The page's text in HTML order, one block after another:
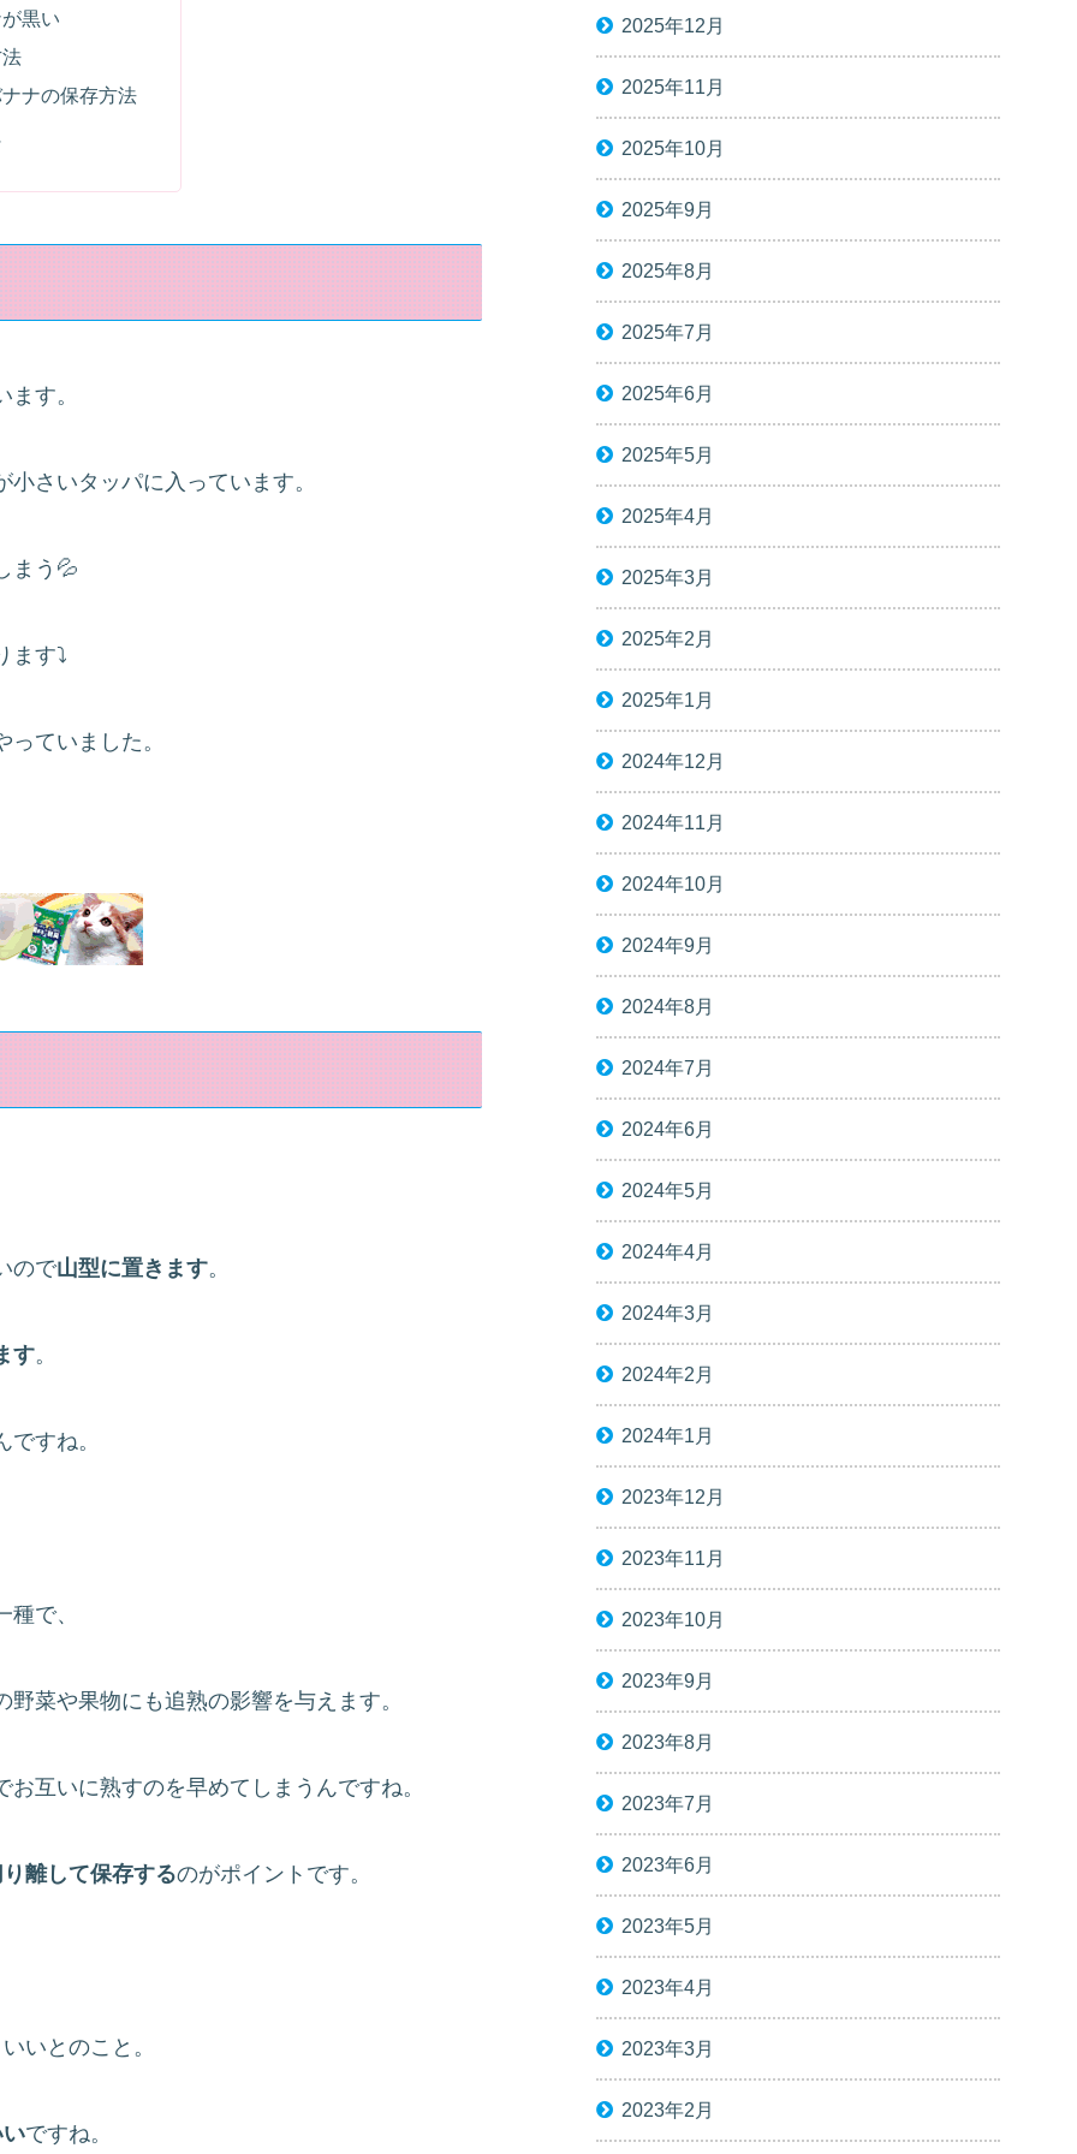
黒い
ナの保存方法
す。
さいタッパに入っています。
まう💦
ます⤵
ていました。
ので山型に置きます。
す。
すね。
で、
菜や果物にも追熟の影響を与えます。
互いに熟すのを早めてしまうんですね。
離して保存するのがポイントです。
いとのこと。
ですね。
2025年12月
2025年11月
2025年10月
2025年9月
2025年8月
2025年7月
2025年6月
2025年5月
2025年4月
2025年3月
2025年2月
2025年1月
2024年12月
2024年11月
2024年10月
2024年9月
2024年8月
2024年7月
2024年6月
2024年5月
2024年4月
2024年3月
2024年2月
2024年1月
2023年12月
2023年11月
2023年10月
2023年9月
2023年8月
2023年7月
2023年6月
2023年5月
2023年4月
2023年3月
2023年2月